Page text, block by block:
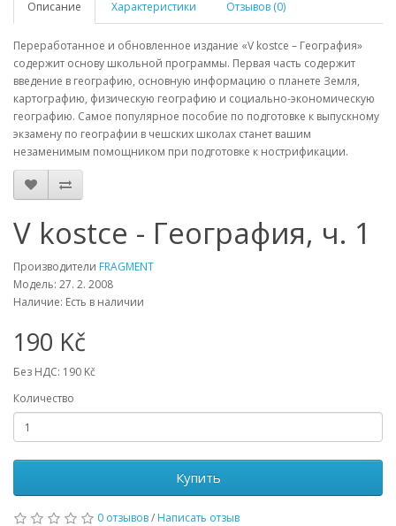
Описание Характеристики Отзывов (0)
Переработанное и обновленное издание «V kostce – География»
содержит основу школьной программы. Первая часть содержит
введение в географию, основную информацию о планете Земля,
картографию, физическую географию и социально-экономическую
географию. Самое популярное пособие по подготовке к выпускному
экзамену по географии в чешских школах станет вашим
незаменимым помощником при подготовке к нострификации.
V kostce - География, ч. 1
Производители FRAGMENT
Модель: 27. 2. 2008
Наличие: Есть в наличии
190 Kč
Без НДС: 190 Kč
Количество
Купить
0 отзывов/ Написать отзыв